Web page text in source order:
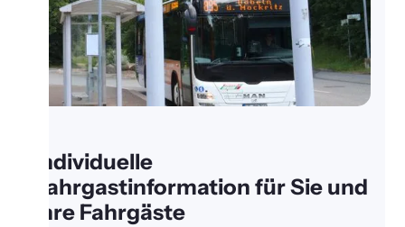
Individuelle
Fahrgastinformation für Sie und
Ihre Fahrgäste